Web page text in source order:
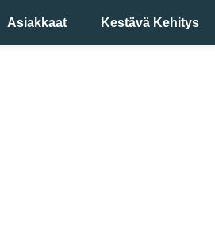
Asiakkaat Kestävä Kehitys